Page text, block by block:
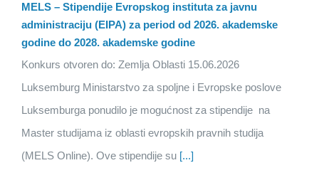
MELS – Stipendije Evropskog instituta za javnu
administraciju (EIPA) za period od 2026. akademske
godine do 2028. akademske godine
Konkurs otvoren do: Zemlja Oblasti 15.06.2026
Luksemburg Ministarstvo za spoljne i Evropske poslove
Luksemburga ponudilo je mogućnost za stipendije na
Master studijama iz oblasti evropskih pravnih studija
(MELS Online). Ove stipendije su [...]